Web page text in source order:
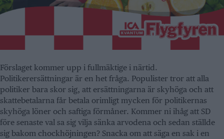
Förslaget kommer upp i fullmäktige i närtid.
Politikerersättningar är en het fråga. Populister tror att alla
politiker bara skor sig, att ersättningarna är skyhöga och att
skattebetalarna får betala orimligt mycken för politikernas
skyhöga löner och saftiga förmåner. Kommer ni ihåg att SD
före senaste val sa sig vilja sänka arvodena och sedan ställde
sig bakom chockhöjningen? Snacka om att säga en sak i en